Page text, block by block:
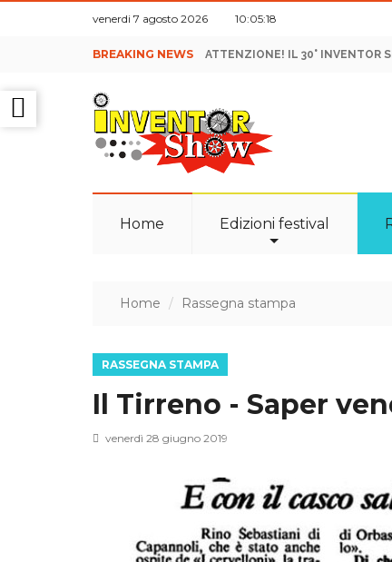
venerdi 7 agosto 2026 10:05:19
BREAKING NEWS ATTENZIONE! IL 30° INVENTOR
Home Edizioni festival
Home Rassegna stampa
RASSEGNA STAMPA
Il Tirreno - Saper
venerdì 28 giugno 2019